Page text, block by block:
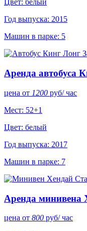
Цвет: белый
Год выпуска: 2015
Машин в парке: 5
Аренда автобуса
цена от 1200 руб/ час
Мест: 52+1
Цвет: белый
Год выпуска: 2017
Машин в парке: 7
Аренда минивена
цена от 800 руб/ час